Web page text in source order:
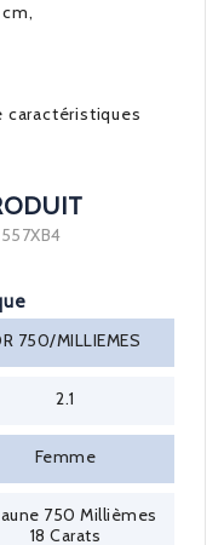
caractéristiques
750/MILLIEMES
2.1
Femme
750 Millièmes
18 Carats